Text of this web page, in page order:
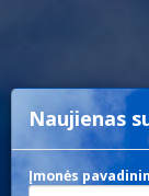
Naujienas
Įmonės